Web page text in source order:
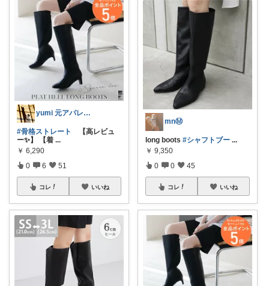
yumi 元アパレル/骨スト（上限中）
#骨格ストレート
【高レビュ
ー✨️】 【着 ...
￥ 6,290
0 6 51
コレ いいね
mnⓂ︎
long boots #シャフトブー ...
￥ 9,350
0 0 45
コレ いいね